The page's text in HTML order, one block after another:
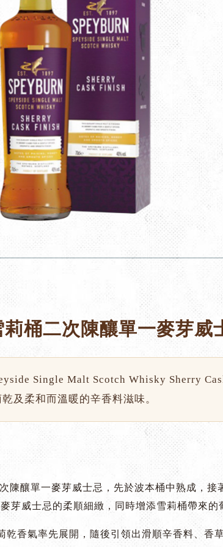
桶二次陳釀單一麥芽威
Single Malt Scotch Whisky Sherry
及柔和而溫暖的辛香料滋味。
陳釀單一麥芽威士忌，先於波本桶中熟成，
芽威士忌的柔順細緻，同時增添雪莉桶帶來的
乾香氣率先展開，隨後引領出滑順辛香料、香